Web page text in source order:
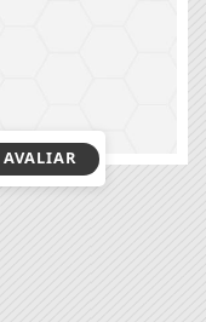
AVALIAR